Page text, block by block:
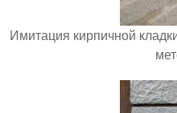
Имитация кирпичной